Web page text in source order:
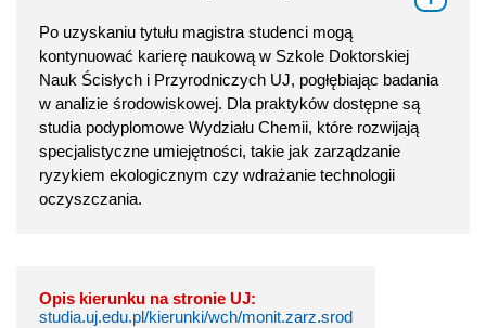
Po uzyskaniu tytułu magistra studenci mogą
kontynuować karierę naukową w Szkole Doktorskiej
Nauk Ścisłych i Przyrodniczych UJ, pogłębiając badania
w analizie środowiskowej. Dla praktyków dostępne są
studia podyplomowe Wydziału Chemii, które rozwijają
specjalistyczne umiejętności, takie jak zarządzanie
ryzykiem ekologicznym czy wdrażanie technologii
oczyszczania.
Opis kierunku na stronie UJ:
studia.uj.edu.pl/kierunki/wch/monit.zarz.srod